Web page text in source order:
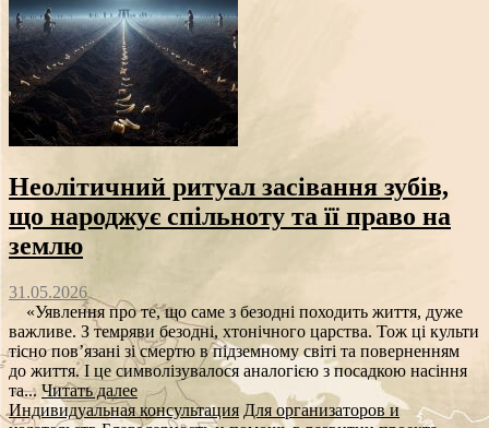
Неолітичний ритуал засівання зубів,
що народжує спільноту та її право на
землю
31.05.2026
«Уявлення про те, що саме з безодні походить життя, дуже
важливе. З темряви безодні, хтонічного царства. Тож ці культи
тісно пов’язані зі смертю в підземному світі та поверненням
до життя. І це символізувалося аналогією з посадкою насіння
та... Читать далее
Индивидуальная консультация Для организаторов и